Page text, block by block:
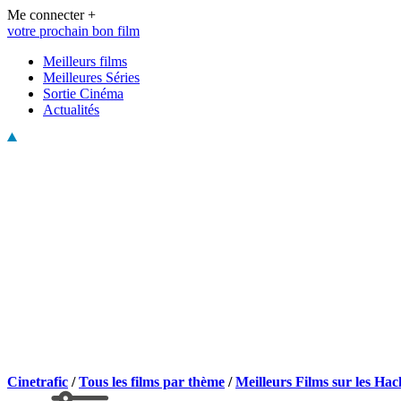
Me connecter +
votre prochain bon film
Meilleurs films
Meilleures Séries
Sortie Cinéma
Actualités
Cinetrafic /Tous les films par thème /Meilleurs Films sur les